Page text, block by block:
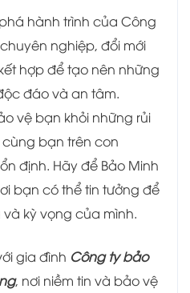
hành trình của Công
nghiệp, đổi mới
hợp để tạo nên những
đáo và an tâm.
vệ bạn khỏi những rủi
bạn trên con
định. Hãy để Bảo Minh
bạn có thể tin tưởng để
kỳ vọng của mình.
gia đình Công ty bảo
, nơi niềm tin và bảo vệ